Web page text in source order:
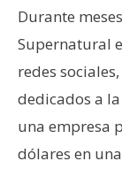
Durante
Supernatural
redes
dedicados a
una empresa
dólares en